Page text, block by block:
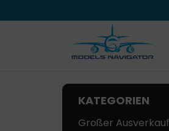
KATEGORIEN
Großer